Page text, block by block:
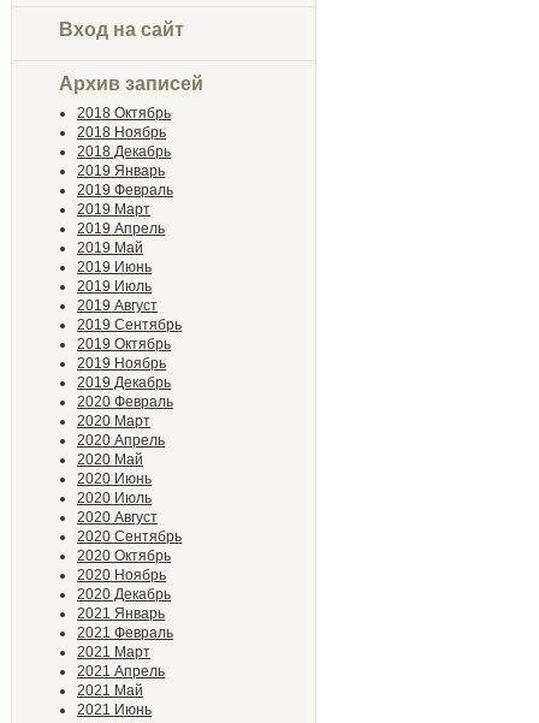
Вход на сайт
Архив записей
2018 Октябрь
2018 Ноябрь
2018 Декабрь
2019 Январь
2019 Февраль
2019 Март
2019 Апрель
2019 Май
2019 Июнь
2019 Июль
2019 Август
2019 Сентябрь
2019 Октябрь
2019 Ноябрь
2019 Декабрь
2020 Февраль
2020 Март
2020 Апрель
2020 Май
2020 Июнь
2020 Июль
2020 Август
2020 Сентябрь
2020 Октябрь
2020 Ноябрь
2020 Декабрь
2021 Январь
2021 Февраль
2021 Март
2021 Апрель
2021 Май
2021 Июнь